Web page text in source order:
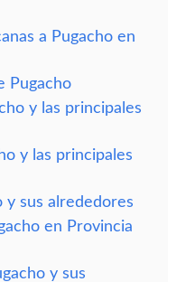
a Pugacho en
Pugacho
y las principales
y las principales
y sus alrededores
en Provincia
y sus